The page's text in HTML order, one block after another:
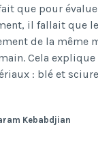
que pour
il fallait que
de la même
Cela explique
: blé et
Kebabdjian